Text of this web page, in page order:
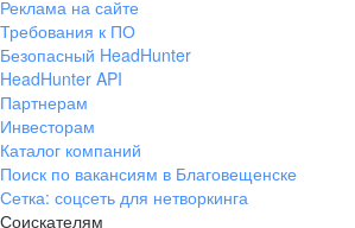
Реклама на сайте
Требования к ПО
Безопасный HeadHunter
HeadHunter API
Партнерам
Инвесторам
Каталог компаний
Поиск по вакансиям в Благовещенске
Сетка: соцсеть для нетворкинга
Соискателям